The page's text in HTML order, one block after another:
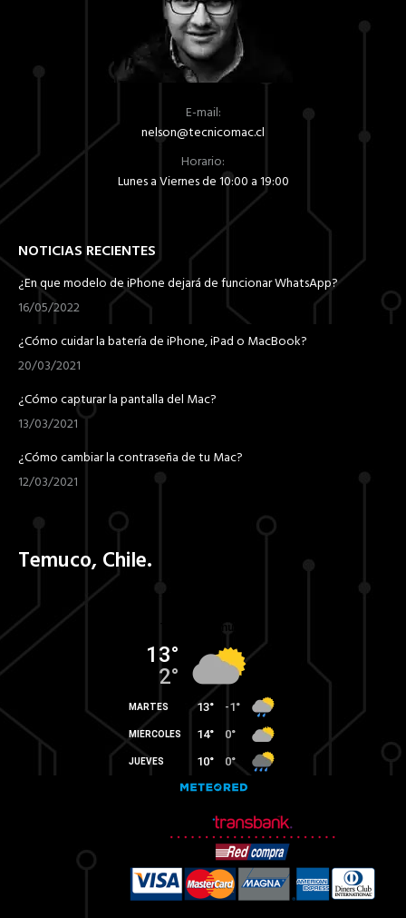
E-mail:
nelson@tecnicomac.cl
Horario:
Lunes a Viernes de 10:00 a 19:00
NOTICIAS RECIENTES
¿En que modelo de iPhone dejará de funcionar WhatsApp?
16/05/2022
¿Cómo cuidar la batería de iPhone, iPad o MacBook?
20/03/2021
¿Cómo capturar la pantalla del Mac?
13/03/2021
¿Cómo cambiar la contraseña de tu Mac?
12/03/2021
Temuco, Chile.